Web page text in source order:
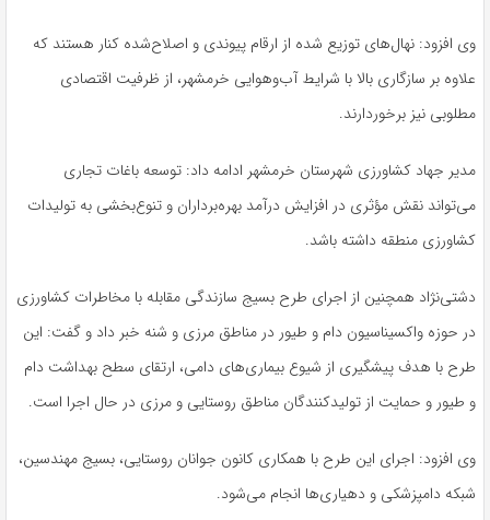
وی افزود: نهال‌های توزیع شده از ارقام پیوندی و اصلاح‌شده کنار هستند که
علاوه بر سازگاری بالا با شرایط آب‌وهوایی خرمشهر، از ظرفیت اقتصادی
مطلوبی نیز برخوردارند.
مدیر جهاد کشاورزی شهرستان خرمشهر ادامه داد: توسعه باغات تجاری
می‌تواند نقش مؤثری در افزایش درآمد بهره‌برداران و تنوع‌بخشی به تولیدات
کشاورزی منطقه داشته باشد.
دشتی‌نژاد همچنین از اجرای طرح بسیج سازندگی مقابله با مخاطرات کشاورزی
در حوزه واکسیناسیون دام و طیور در مناطق مرزی و شنه خبر داد و گفت: این
طرح با هدف پیشگیری از شیوع بیماری‌های دامی، ارتقای سطح بهداشت دام
و طیور و حمایت از تولیدکنندگان مناطق روستایی و مرزی در حال اجرا است.
وی افزود: اجرای این طرح با همکاری کانون جوانان روستایی، بسیج مهندسین،
شبکه دامپزشکی و دهیاری‌ها انجام می‌شود.